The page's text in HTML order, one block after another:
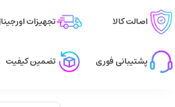
اصالت کالا تجهیزات
پشتیبانی فوری تضمین کیفیت